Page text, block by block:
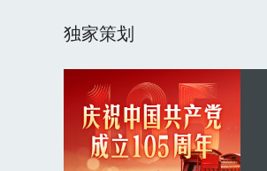
独家策划